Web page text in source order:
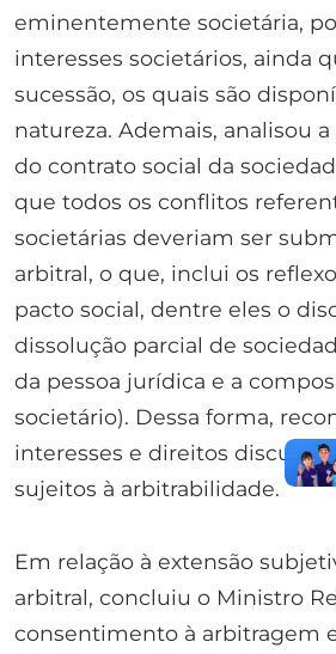
eminentemente societária,
interesses societários, ainda
sucessão, os quais são
natureza. Ademais, analisou
do contrato social da
que todos os conflitos
societárias deveriam ser
arbitral, o que, inclui os
pacto social, dentre eles o
dissolução parcial de
da pessoa jurídica e a
societário). Dessa forma,
interesses e direitos
sujeitos à arbitrabilidade.
Em relação à extensão
arbitral, concluiu o Ministro
consentimento à arbitragem